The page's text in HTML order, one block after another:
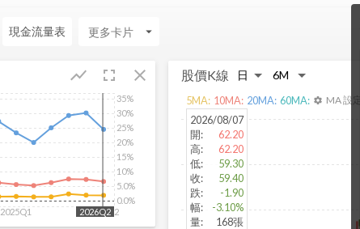
現金流量表 arrow_drop_down
fullscreen close
show_chart
2025Q1 2026Q2
0.0%
5.0%
10%
15%
20%
25%
30%
35%
2026Q2
股價K線
2026/08/07
開:
62.20
高:
62.20
低:
59.30
收:
59.40
跌:
-1.90
幅:
-3.10%
量: 168張
5MA: 10MA: 20MA: 60MA: settings MA 設定